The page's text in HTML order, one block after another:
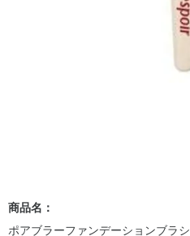
商品名：
ポアブラーファンデーションブラシ